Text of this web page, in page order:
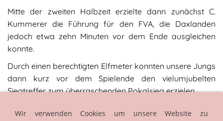
Mitte der zweiten Halbzeit erzielte dann zunächst C.
Kummerer die Führung für den FVA, die Daxlanden
jedoch etwa zehn Minuten vor dem Ende ausgleichen
konnte.
Durch einen berechtigten Elfmeter konnten unsere Jungs
dann kurz vor dem Spielende den vielumjubelten
Siegtreffer zum überraschenden Pokalsieg erzielen.
Wir verwenden Cookies um unsere Website zu